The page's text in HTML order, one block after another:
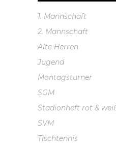
1. Mannschaft
2. Mannschaft
Alte Herren
Jugend
Montagsturner
SGM
Stadionheft rot &
SVM
Tischtennis